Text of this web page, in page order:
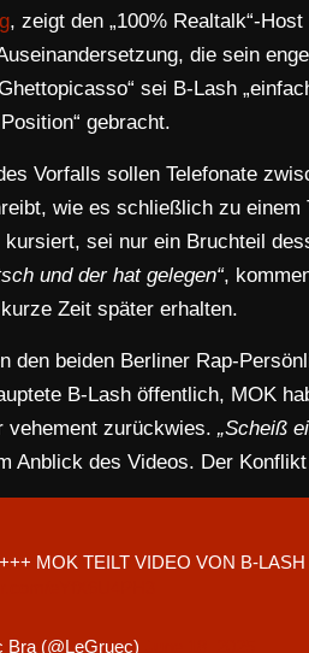
, zeigt den „100% Realtalk“-
die sein
sei B-Lash
gebracht.
Vorfalls sollen Telefonate
wie es schließlich zu
sei nur ein Bruchteil
und der hat gelegen“,
Zeit später erhalten.
den beiden Berliner Rap-
B-Lash öffentlich, MOK
vehement zurückwies. „Scheiß
Anblick des Videos. Der
MOK TEILT VIDEO VON B-
(@LeGruec)